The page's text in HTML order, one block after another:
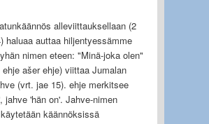
alleviittauksellaan (2
haluaa auttaa hiljentyessämme
nimen eteen: "Minä-joka olen"
ehje ašer ehje) viittaa Jumalan
(vrt. jae 15). ehje merkitsee
jahve 'hän on'. Jahve-nimen
käännöksissä